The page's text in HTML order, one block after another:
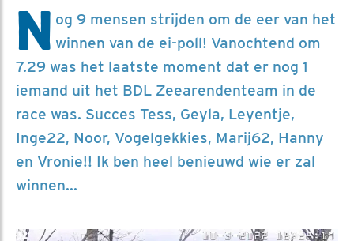
N og 9 mensen strijden om de eer van het
winnen van de ei-poll! Vanochtend om
7.29 was het laatste moment dat er nog 1
iemand uit het BDL Zeearendenteam in de
race was. Succes Tess, Geyla, Leyentje,
Inge22, Noor, Vogelgekkies, Marij62, Hanny
en Vronie!! Ik ben heel benieuwd wie er zal
winnen...